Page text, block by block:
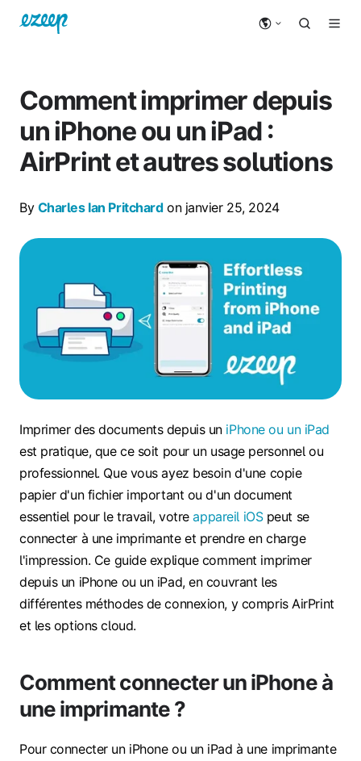
Comment imprimer depuis
un iPhone ou un iPad :
AirPrint et autres solutions
By Charles Ian Pritchardon janvier 25, 2024
Imprimer des documents depuis un iPhone ou un iPad
est pratique, que ce soit pour un usage personnel ou
professionnel. Que vous ayez besoin d'une copie
papier d'un fichier important ou d'un document
essentiel pour le travail, votreappareil iOSpeut se
connecter à une imprimante et prendre en charge
l'impression. Ce guide explique comment imprimer
depuis un iPhone ou un iPad, en couvrant les
différentes méthodes de connexion, y compris AirPrint
et les options cloud.
Comment connecter un iPhone à
une imprimante ?
Pour connecter un iPhone ou un iPad à une imprimante